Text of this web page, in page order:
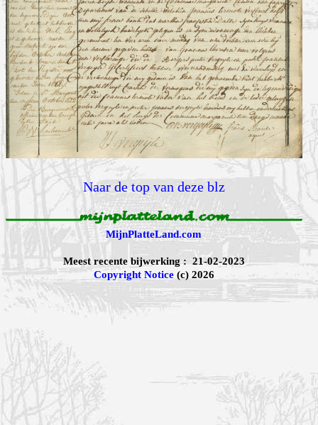
Naar de top van deze blz
MijnPlatteLand.com
Meest recente bijwerking : 21-02-2023
Copyright Notice(c) 2026